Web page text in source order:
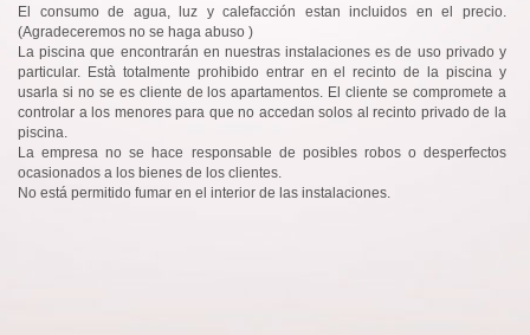
El consumo de agua, luz y calefacción estan incluidos en el precio.
(Agradeceremos no se haga abuso )
La piscina que encontrarán en nuestras instalaciones es de uso privado y
particular. Està totalmente prohibido entrar en el recinto de la piscina y
usarla si no se es cliente de los apartamentos. El cliente se compromete a
controlar a los menores para que no accedan solos al recinto privado de la
piscina.
La empresa no se hace responsable de posibles robos o desperfectos
ocasionados a los bienes de los clientes.
No está permitido fumar en el interior de las instalaciones.